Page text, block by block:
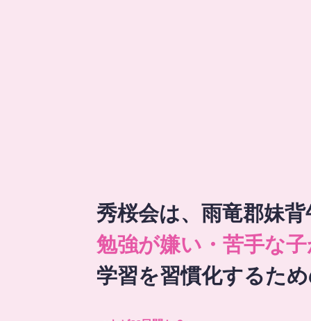
秀桜会は、雨竜郡妹
勉強が嫌い・苦手な
学習を習慣化するた